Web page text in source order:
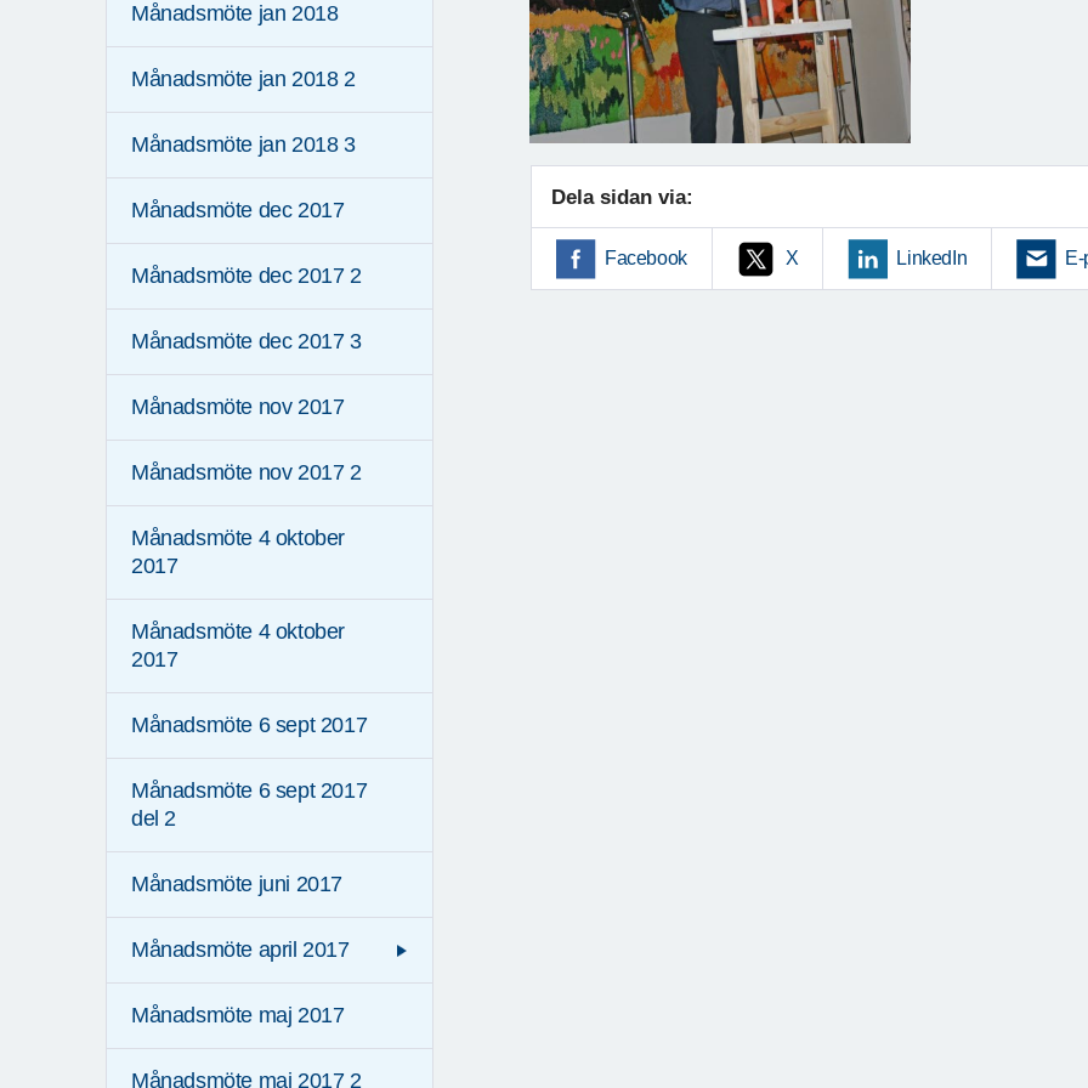
Månadsmöte jan 2018
Månadsmöte jan 2018 2
Månadsmöte jan 2018 3
Månadsmöte dec 2017
Månadsmöte dec 2017 2
Månadsmöte dec 2017 3
Månadsmöte nov 2017
Månadsmöte nov 2017 2
Månadsmöte 4 oktober
2017
Månadsmöte 4 oktober
2017
Månadsmöte 6 sept 2017
Månadsmöte 6 sept 2017
del 2
Månadsmöte juni 2017
Månadsmöte april 2017
Månadsmöte maj 2017
Månadsmöte maj 2017 2
Dela sidan via:
Facebook X LinkedIn